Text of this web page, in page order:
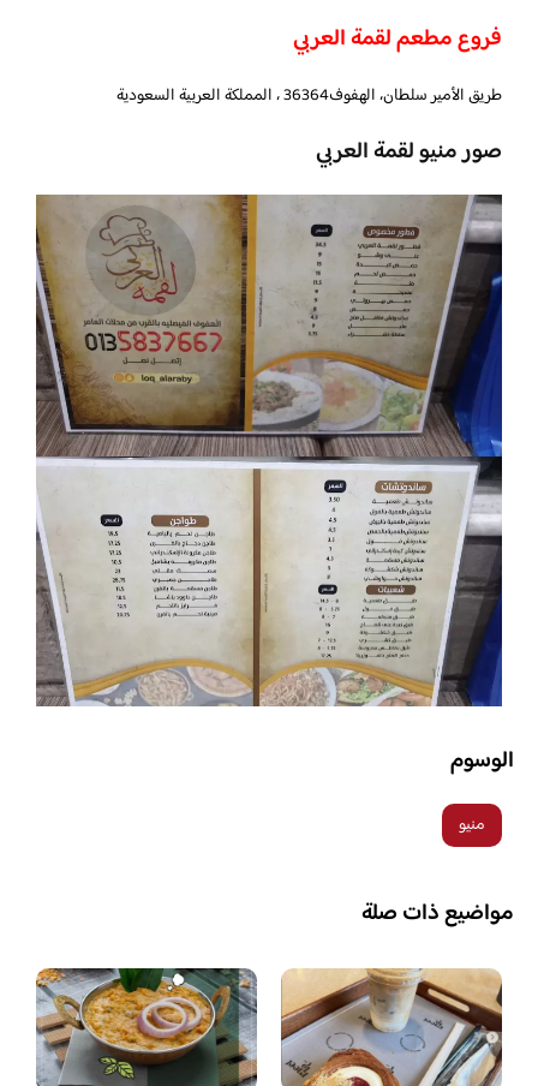
فروع مطعم لقمة العربي
طريق الأمير سلطان، الهفوف‎ 36364، المملكة العربية السعودية
صور منيو لقمة العربي
الوسوم
منيو
مواضيع ذات صلة